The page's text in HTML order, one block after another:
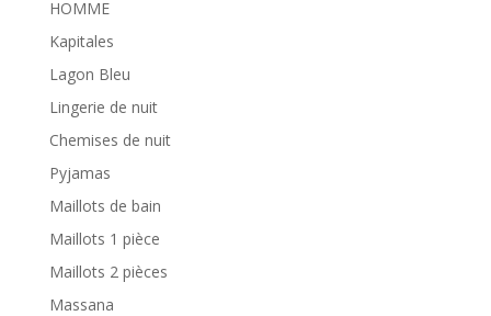
HOMME
Kapitales
Lagon Bleu
Lingerie de nuit
Chemises de nuit
Pyjamas
Maillots de bain
Maillots 1 pièce
Maillots 2 pièces
Massana